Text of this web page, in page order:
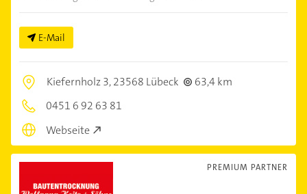
E-Mail
Kiefernholz 3,23568 Lübeck
63,4 km
0451 6 92 63 81
Webseite
PREMIUM PARTNER